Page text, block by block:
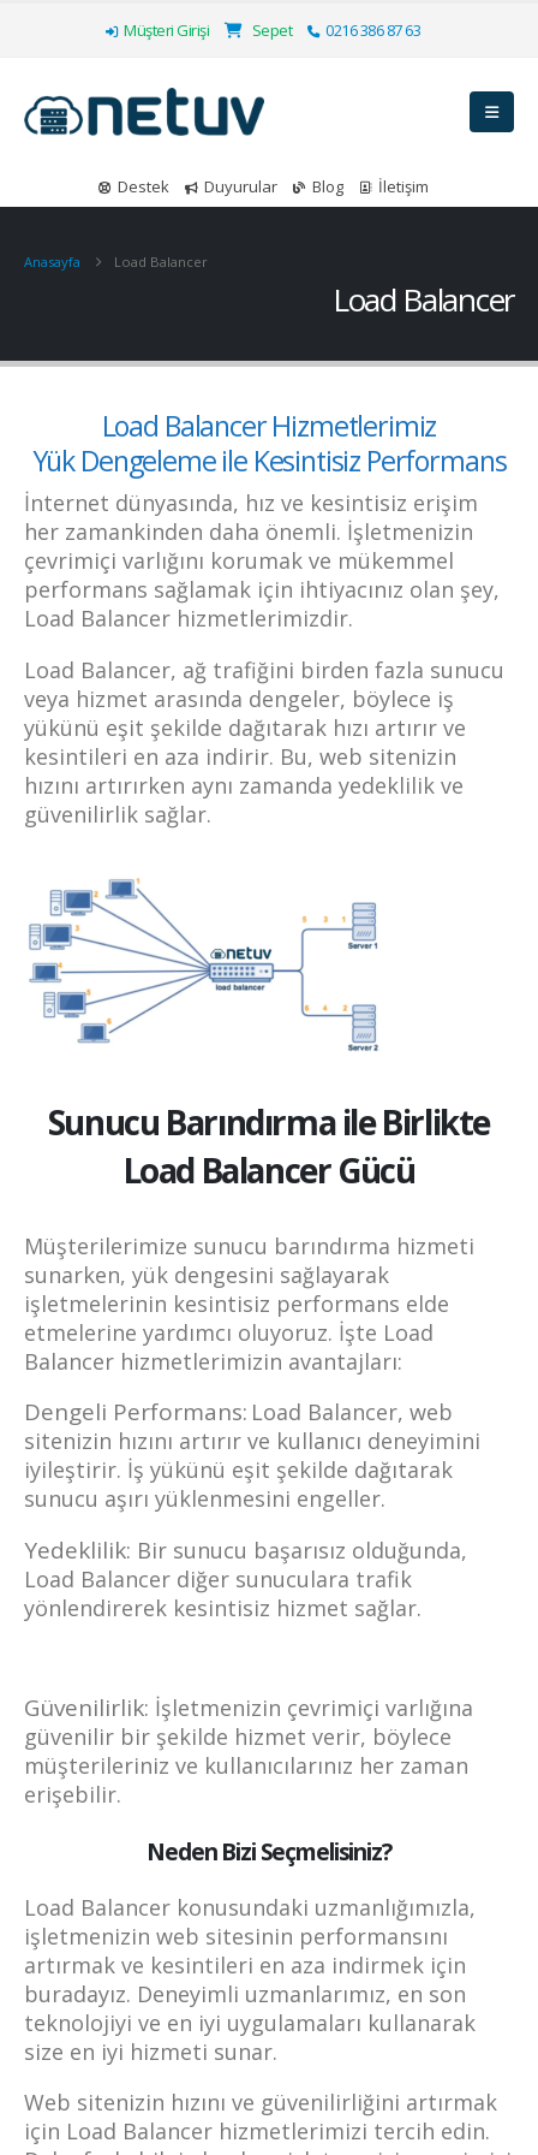
Müşteri Girişi Sepet 0216 386 87 63
Destek Duyurular Blog İletişim
Anasayfa Load Balancer
Load Balancer
Load Balancer Hizmetlerimiz
Yük Dengeleme ile Kesintisiz Performans
İnternet dünyasında, hız ve kesintisiz erişim
her zamankinden daha önemli. İşletmenizin
çevrimiçi varlığını korumak ve mükemmel
performans sağlamak için ihtiyacınız olan şey,
Load Balancer hizmetlerimizdir.
Load Balancer, ağ trafiğini birden fazla sunucu
veya hizmet arasında dengeler, böylece iş
yükünü eşit şekilde dağıtarak hızı artırır ve
kesintileri en aza indirir. Bu, web sitenizin
hızını artırırken aynı zamanda yedeklilik ve
güvenilirlik sağlar.
Sunucu Barındırma ile Birlikte
Load Balancer Gücü
Müşterilerimize sunucu barındırma hizmeti
sunarken, yük dengesini sağlayarak
işletmelerinin kesintisiz performans elde
etmelerine yardımcı oluyoruz. İşte Load
Balancer hizmetlerimizin avantajları:
Dengeli Performans: Load Balancer, web
sitenizin hızını artırır ve kullanıcı deneyimini
iyileştirir. İş yükünü eşit şekilde dağıtarak
sunucu aşırı yüklenmesini engeller.
Yedeklilik: Bir sunucu başarısız olduğunda,
Load Balancer diğer sunuculara trafik
yönlendirerek kesintisiz hizmet sağlar.
Güvenilirlik: İşletmenizin çevrimiçi varlığına
güvenilir bir şekilde hizmet verir, böylece
müşterileriniz ve kullanıcılarınız her zaman
erişebilir.
Neden Bizi Seçmelisiniz?
Load Balancer konusundaki uzmanlığımızla,
işletmenizin web sitesinin performansını
artırmak ve kesintileri en aza indirmek için
buradayız. Deneyimli uzmanlarımız, en son
teknolojiyi ve en iyi uygulamaları kullanarak
size en iyi hizmeti sunar.
Web sitenizin hızını ve güvenilirliğini artırmak
için Load Balancer hizmetlerimizi tercih edin.